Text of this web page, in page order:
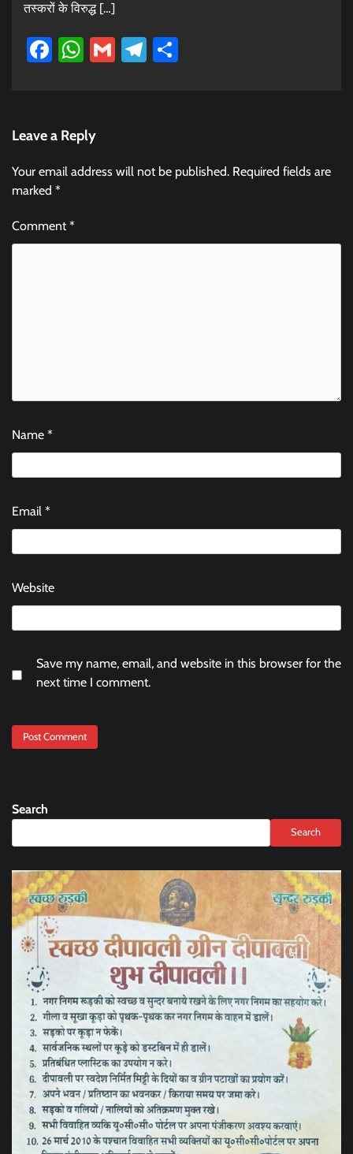
तस्करों के विरुद्ध […]
Facebook
WhatsApp
GmailTelegram
Leave a Reply
Your email address will not be published. Required fields are
marked *
Comment*
Name *
Email *
Website
Save my name, email, and website in this browser for the
next time I comment.
Search
Search